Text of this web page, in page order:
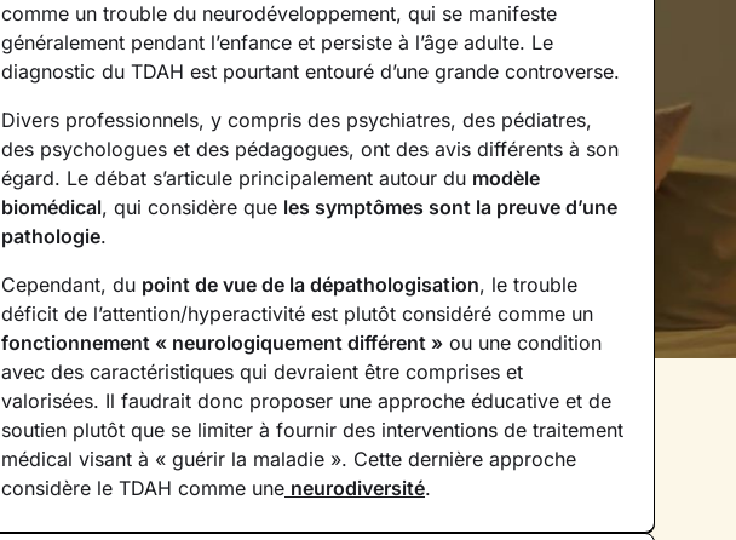
comme un trouble du neurodéveloppement, qui se manifeste
généralement pendant l’enfance et persiste à l’âge adulte. Le
diagnostic du TDAH est pourtant entouré d’une grande controverse.
Divers professionnels, y compris des psychiatres, des pédiatres,
des psychologues et des pédagogues, ont des avis différents à son
égard. Le débat s’articule principalement autour du modèle
biomédical, qui considère que les symptômes sont la preuve d’une
pathologie.
Cependant, du point de vue de la dépathologisation, le trouble
déficit de l’attention/hyperactivité est plutôt considéré comme un
fonctionnement « neurologiquement différent » ou une condition
avec des caractéristiques qui devraient être comprises et
valorisées. Il faudrait donc proposer une approche éducative et de
soutien plutôt que se limiter à fournir des interventions de traitement
médical visant à « guérir la maladie ». Cette dernière approche
considère le TDAH comme une neurodiversité.